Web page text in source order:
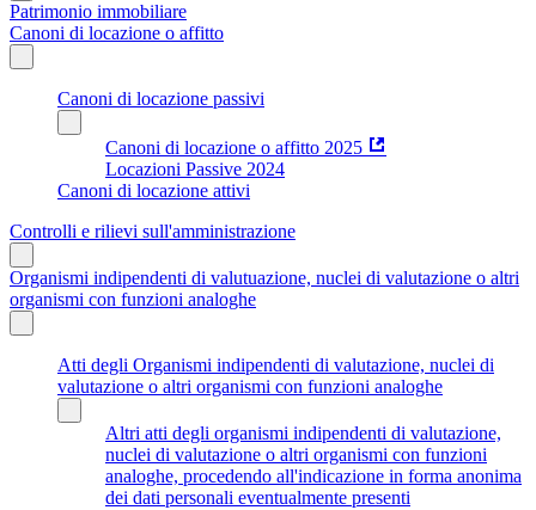
Patrimonio immobiliare
Canoni di locazione o affitto
Canoni di locazione passivi
Canoni di locazione o affitto 2025
Locazioni Passive 2024
Canoni di locazione attivi
Controlli e rilievi sull'amministrazione
Organismi indipendenti di valutuazione, nuclei di valutazione o altri
organismi con funzioni analoghe
Atti degli Organismi indipendenti di valutazione, nuclei di
valutazione o altri organismi con funzioni analoghe
Altri atti degli organismi indipendenti di valutazione,
nuclei di valutazione o altri organismi con funzioni
analoghe, procedendo all'indicazione in forma anonima
dei dati personali eventualmente presenti